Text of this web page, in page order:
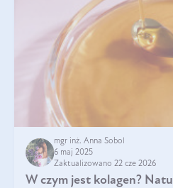
mgr inż. Anna Sobol
6 maj 2025
Zaktualizowano 22 cze 2026
W czym jest kolagen?